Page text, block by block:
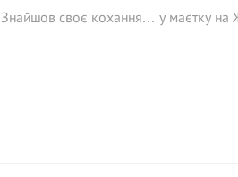
Знайшов своє кохання… у маєтку на